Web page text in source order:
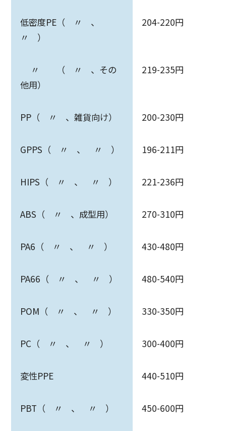
低密度PE（ 〃 、
〃 ）
204-220円
〃 （ 〃 、その
他用）
219-235円
PP（ 〃 、雑貨向け） 200-230円
GPPS（ 〃 、 〃 ） 196-211円
HIPS（ 〃 、 〃 ） 221-236円
ABS（ 〃 、成型用） 270-310円
PA6（ 〃 、 〃 ） 430-480円
PA66（ 〃 、 〃 ） 480-540円
POM（ 〃 、 〃 ） 330-350円
PC（ 〃 、 〃 ） 300-400円
変性PPE 440-510円
PBT（ 〃 、 〃 ） 450-600円